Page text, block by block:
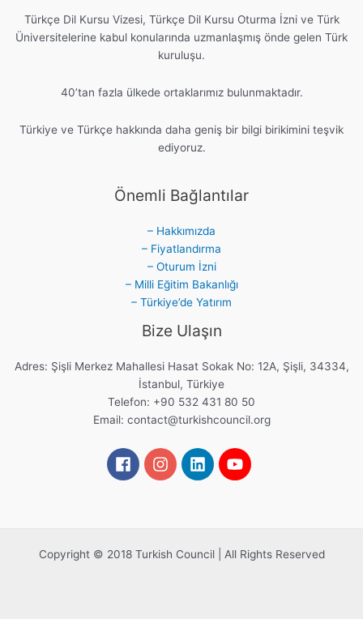
Türkçe Dil Kursu Vizesi, Türkçe Dil Kursu Oturma İzni ve Türk
Üniversitelerine kabul konularında uzmanlaşmış önde gelen Türk
kuruluşu.
40’tan fazla ülkede ortaklarımız bulunmaktadır.
Türkiye ve Türkçe hakkında daha geniş bir bilgi birikimini teşvik
ediyoruz.
Önemli Bağlantılar
– Hakkımızda
– Fiyatlandırma
– Oturum İzni
– Milli Eğitim Bakanlığı
– Türkiye’de Yatırım
Bize Ulaşın
Adres: Şişli Merkez Mahallesi Hasat Sokak No: 12A, Şişli, 34334,
İstanbul, Türkiye
Telefon: +90 532 431 80 50
Email: contact@turkishcouncil.org
Copyright © 2018 Turkish Council | All Rights Reserved